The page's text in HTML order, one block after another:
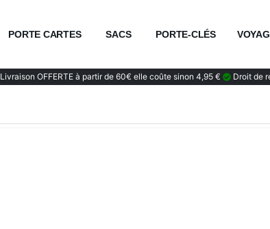
PORTE CARTES SACS PORTE-CLÉS
Livraison OFFERTE à partir de 60€ elle coûte sinon 4,95 € Droit de